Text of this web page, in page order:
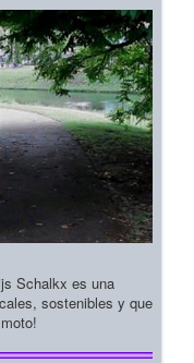
Schalkx es una
sostenibles y que